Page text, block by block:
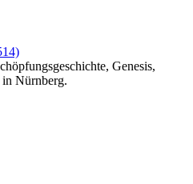
Genesis,
Nürnberg.